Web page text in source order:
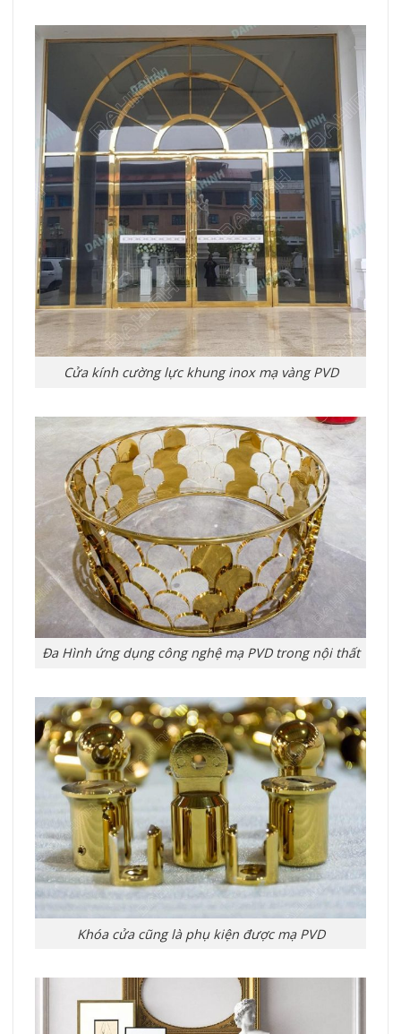
Cửa kính cường lực khung inox mạ vàng PVD
Đa Hình ứng dụng công nghệ mạ PVD trong nội thất
Khóa cửa cũng là phụ kiện được mạ PVD